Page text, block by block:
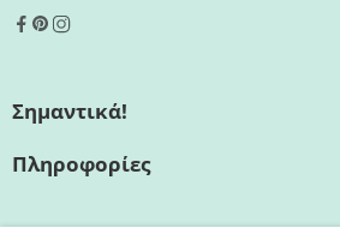
Σημαντικά!
Πληροφορίες